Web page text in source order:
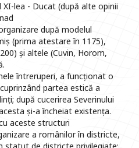
lea - Ducat (după alte opinii
după modelul
(prima atestare în 1175),
și altele (Cuvin, Horom,
întreruperi, a funcționat o
partea estică a
după cucerirea Severinului
și-a încheiat existența.
aceste structuri
a românilor în districte,